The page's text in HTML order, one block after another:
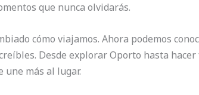
que nunca olvidarás.
cómo viajamos. Ahora podemos
Desde explorar Oporto hasta hacer
une más al lugar.